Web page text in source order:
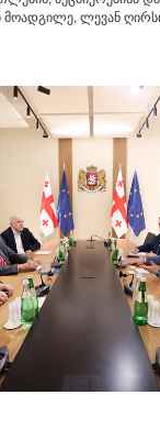
მოადგილე, ლევან